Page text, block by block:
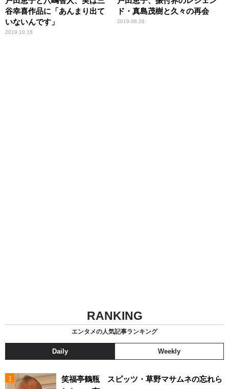
谷幸喜作品に「あんまり出て
いないんです」
2019.10.16
ド・真島茂樹と久々の再会
2019.08.28
RANKING
エンタメの人気記事ランキング
Daily Weekly
笑福亭鶴瓶 スピッツ・草野マサムネの忘れら